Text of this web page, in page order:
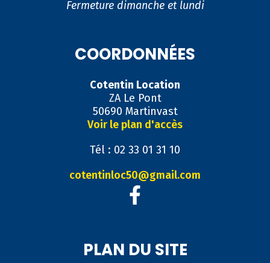
Fermeture dimanche et lundi
COORDONNÉES
Cotentin Location
ZA Le Pont
50690 Martinvast
Voir le plan d'accès
Tél : 02 33 01 31 10
cotentinloc50@gmail.com
PLAN DU SITE